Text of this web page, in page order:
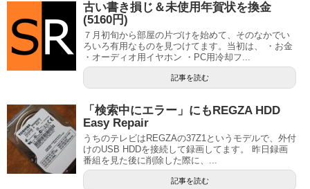
古い書き損じ＆未使用年賀状を換金
(5160円)
７月初旬から部屋の片づけを始めて、そのなかでい
ろいろ有用なものを見つけてます。当初は、 ・お金
・オーディオ用イヤホン ・PC用冷却フ...
記事を読む
「検索中にエラー」にもREGZA HDD
Easy Repair
うちのテレビはREGZAの37Z1というモデルで、外付
けのUSB HDDを接続して録画してます。 昨日録画
番組を見た後に削除した際に、...
記事を読む